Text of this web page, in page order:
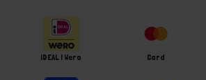
iDEAL | Wero Card